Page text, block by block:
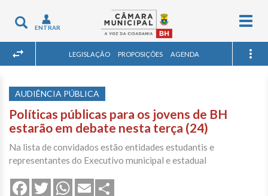
Toggle
navigation
ENTRAR
LEGISLAÇÃO PROPOSIÇÕES AGENDA
AUDIÊNCIA PÚBLICA
Políticas públicas para os jovens de BH
estarão em debate nesta terça (24)
Na lista de convidados estão entidades estudantis e
representantes do Executivo municipal e estadual
FacebookTwitterWhatsApp
Email